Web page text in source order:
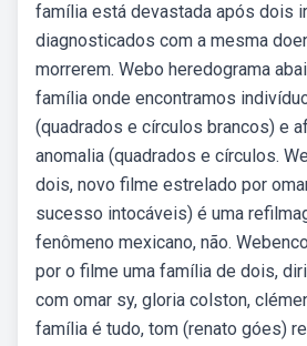
família está devastada após dois
diagnosticados com a mesma
morrerem. Webo heredograma
família onde encontramos
(quadrados e círculos brancos) e
anomalia (quadrados e círculos.
dois, novo filme estrelado por
sucesso intocáveis) é uma
fenômeno mexicano, não.
por o filme uma família de dois,
com omar sy, gloria colston,
família é tudo, tom (renato góes)